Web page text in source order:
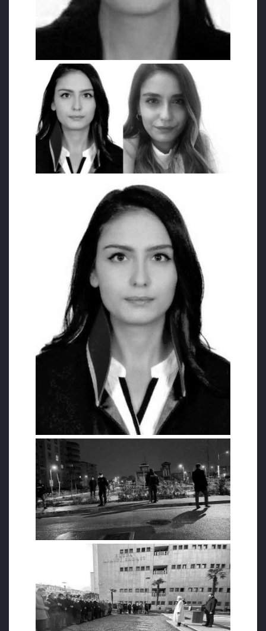
Bursa Nilüfer’in Ertuğrul Mahallesi’nde
bulunan çocuk parkına gelen bir kişi, bir
kadının oyuncakların tahta kısmına iple asılı
olduğunu gördü. İhbar üzerine bölgeye
sağlık ve polis ekipleri sevk edildi. Sağlık
ekiplerince yapılan kontrolde, kadının
yaşamını yitirdiği belirlendi.
ÇİĞDEM BAYRAKÇEKEN’İN SIR SONU
Yapılan incelemede hayatını kaybeden
kadının Bursa Adliyesi 1. Ağır Ceza
Mahkemesinde görevli 25 yaşındaki hakim
Çiğdem Bayrakçeken olduğu belirlendi. Genç
hakimin cansız bedeni, olay yerinde yapılan
incelemenin ardından Bursa Adli Tıp
Kurumu morguna kaldırıldı.
“KEDİLERE MAMA VERECEĞİM DİYEREK
EVDEN ÇIKMIŞ”
Bursa Adliyesi 1. Ağır Ceza Mahkemesinde
Hakim olarak görev yapan Çiğdem
Bayrakçeken’in yine Bursa adliyesinde
görevli Cumhuriyet Savcısı B. A.’nın eski eşi
olduğu, geçen yıl 6 Eylül’de de resmi olarak
boşandıkları belirtildi.
Üzerinden 3 sayfa intihar notu çıkan genç
hakimin, psikolojik destek aldığı, doktorunun
ise yakınlarına intihar riskini söylediği
öğrenildi. Bir süredir hakim ve savcı
arkadaşlarının evinde kalan Çiğdem
Bayrakçeken’in geçen gün ailesinin yanına
geldiği, akşam saatlerinde “kedilere mama
vereceğim” diyerek evden çıktığı öğrenildi.
ADLİYEDEKİ TÖRENİN ARDINDAN SON
YOLCULUĞUNA UĞURLANDI